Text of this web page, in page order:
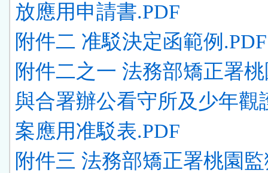
放應用申請書.PDF
附件二 准駁決定函範例.PDF
附件二之一 法務部矯正署
與合署辦公看守所及少年觀
案應用准駁表.PDF
附件三 法務部矯正署桃園